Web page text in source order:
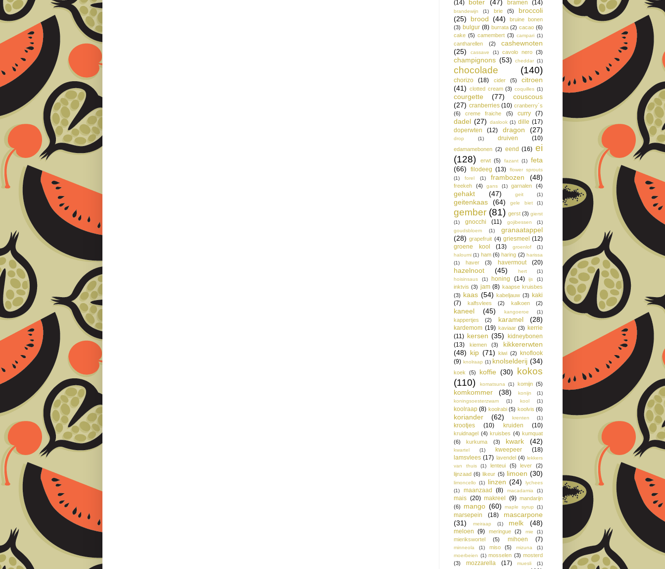
(14)
boter (47) bramen (14)
brandewijn (1) brie (5)
broccoli
(25)
brood (44)
bruine bonen
(3) bulgur (8) burrata (2) cacao (6)
cake (5) camembert (3) campari (1)
cantharellen (2)
cashewnoten
(25)
cassave (1) cavolo nero (3)
champignons (53) cheddar (1)
chocolade (140)
chorizo (18) cider (5)
citroen
(41) clotted cream (3) coquilles (1)
courgette (77)
couscous
(27) cranberries (10) cranberry´s
(6)
creme fraiche (5) curry (7)
dadel (27) daslook (1) dille (17)
doperwten
(12) dragon (27)
drop (1) druiven (10)
edamamebonen (2) eend (16) ei
(128)
erwt (5) fazant (1)
feta
(66)
filodeeg (13)
flower sprouts
(1)
forel (1) frambozen (48)
freekeh (4) gans (1) garnalen (4)
gehakt (47) geit (1)
geitenkaas (64) gele biet (1)
gember (81) gerst (3) gierst
(1)
gnocchi (11) gojibessen
(1)
goudsbloem
(1)
granaatappel
(28) grapefruit (4) griesmeel (12)
groene kool
(13) groenlof
(1)
haloumi (1) ham (6) haring (2) harissa
(1)
haver (3) havermout (20)
hazelnoot (45) hert
(1)
hoisinsaus
(1) honing (14) ijs (1)
inktvis (3) jam (8) kaapse kruisbes
(3) kaas (54) kabeljauw (3) kaki
(7)
kalfsvlees (2) kalkoen (2)
kaneel (45) kangoeroe (1)
kappertjes (2) karamel (28)
kardemom (19) kaviaar (3) kerrie
(11) kersen (35) kidneybonen
(13)
kiemen (3)
kikkererwten
(48) kip (71) kiwi (2) knoflook
(9) knolraap (1) knolselderij (34)
koek (5) koffie (30)
kokos
(110)
komatsuna (1) komijn (5)
komkommer (38) konijn
(1)
koningsoesterzwam
(1) kool (1)
koolraap (8) koolrabi (5) koolvis (6)
koriander (62) krenten (1)
krootjes (10) kruiden (10)
kruidnagel (4) kruisbes (4) kumquat
(6)
kurkuma (3) kwark (42)
kwartel (1) kweepeer
(18)
lamsvlees (17) lavendel (4) lekkers
van thuis
(1) lenteui (5) lever
(2)
lijnzaad (6) likeur (5) limoen (30)
limoncello (1) linzen (24)
lychees
(1)
maanzaad (8) macadamia (1)
mais (20) makreel (9) mandarijn
(6)
mango (60) maple syrup (1)
marsepein (18)
mascarpone
(31)
meiraap (1) melk (48)
meloen (9) meringue (2) mie (1)
mierikswortel (5) mihoen (7)
minneola (1) miso (5) mizuna
(1)
moerbeien (1) mosselen (3) mosterd
(3)
mozzarella (17) muesli
(1)